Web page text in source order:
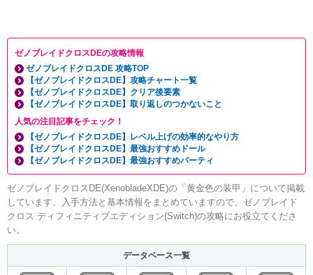
ゼノブレイドクロスDEの攻略情報
ゼノブレイドクロスDE 攻略TOP
【ゼノブレイドクロスDE】攻略チャート一覧
【ゼノブレイドクロスDE】クリア後要素
【ゼノブレイドクロスDE】取り返しのつかないこと
人気の注目記事をチェック！
【ゼノブレイドクロスDE】レベル上げの効率的なやり方
【ゼノブレイドクロスDE】最強おすすめドール
【ゼノブレイドクロスDE】最強おすすめパーティ
ゼノブレイドクロスDE(XenobladeXDE)の「黄金色の装甲」について掲載
しています。入手方法と基本情報をまとめていますので、ゼノブレイド
クロス ディフィニティブエディション(Switch)の攻略にお役立てくださ
い。
データベース一覧